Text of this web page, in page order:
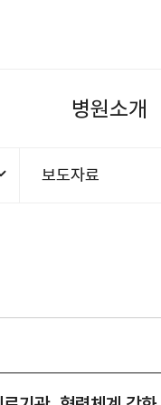
병원소개
2차메뉴
보도자료
| (후생신보